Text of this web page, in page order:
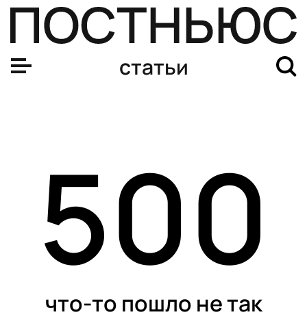
статьи
500
что-то пошло не так
Что такое осенняя аллергия и как отличить ее от